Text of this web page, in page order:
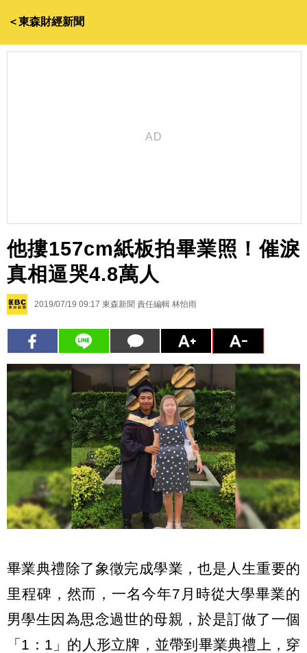
＜東森財經新聞
他摟157cm紙板拍畢業照！催淚
真相逼哭4.8萬人
2019/07/19 09:17 東森新聞 責任編輯 林怡雨
畢業典禮除了象徵完成學業，也是人生重要的
里程碑，然而，一名今年7月時從大學畢業的
男學生因為思念過世的母親，於是訂做了一個
「1：1」的人形立牌，並帶到畢業典禮上，穿